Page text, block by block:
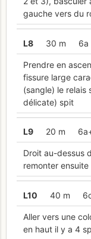
gauche vers du
L8 30 m 6a
Prendre en
fissure large
(sangle) le relais
délicate) spit
L9 20 m
Droit au-dessus
remonter
L10 40 m
Aller vers une
en haut il y a 4